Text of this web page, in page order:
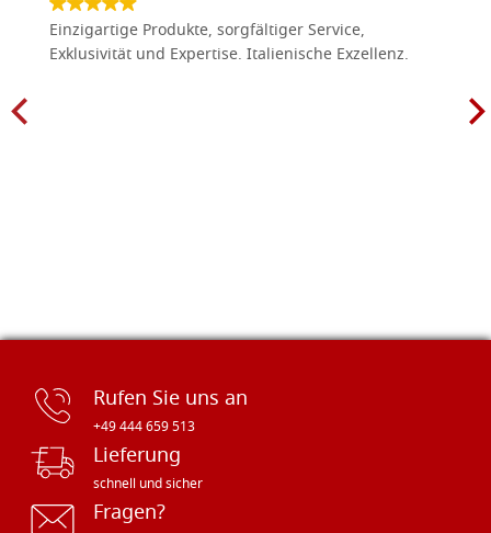
Einzigartige Produkte, sorgfältiger Service,
Exklusivität und Expertise. Italienische Exzellenz.
Rufen Sie uns an
+49 444 659 513
Lieferung
schnell und sicher
Fragen?